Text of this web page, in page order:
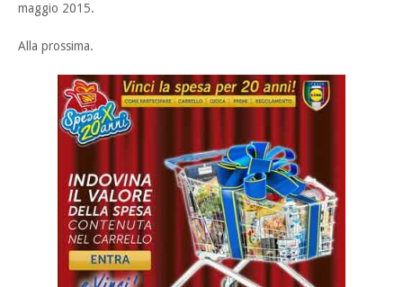
maggio 2015.
Alla prossima.